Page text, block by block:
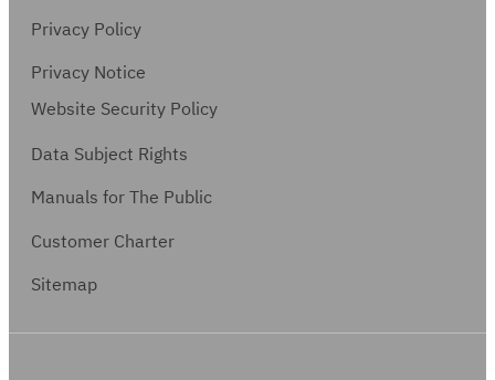
Privacy Policy
Privacy Notice
Website Security Policy
Data Subject Rights
Manuals for The Public
Customer Charter
Sitemap